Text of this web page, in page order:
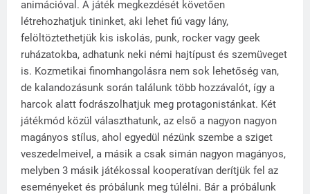
animációval. A játék megkezdését követően
létrehozhatjuk tininket, aki lehet fiú vagy lány,
felöltöztethetjük kis iskolás, punk, rocker vagy geek
ruházatokba, adhatunk neki némi hajtípust és szemüveget
is. Kozmetikai finomhangolásra nem sok lehetőség van,
de kalandozásunk során találunk több hozzávalót, így a
harcok alatt fodrászolhatjuk meg protagonistánkat. Két
játékmód közül választhatunk, az első a nagyon nagyon
magányos stílus, ahol egyedül nézünk szembe a sziget
veszedelmeivel, a másik a csak simán nagyon magányos,
melyben 3 másik játékossal kooperatívan derítjük fel az
eseményeket és próbálunk meg túlélni. Bár a próbálunk